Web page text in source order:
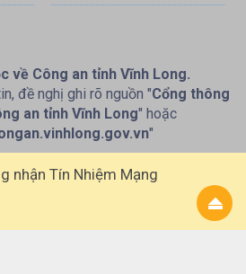
về Công an tỉnh Vĩnh Long.
đề nghị ghi rõ nguồn "Cổng thông
an tỉnh Vĩnh Long" hoặc
"